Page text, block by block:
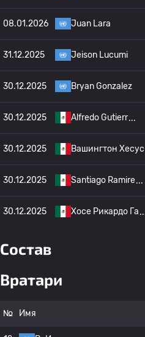
08.01.2026 Juan Lara
31.12.2025 Jeison Lucumi
30.12.2025 Bryan Gonzalez
30.12.2025 Alfredo Gutierr
30.12.2025 Вашингтон Хесус
30.12.2025 Santiago Ramire
30.12.2025 Хосе Рикардо Га
Состав
Вратари
№ Имя